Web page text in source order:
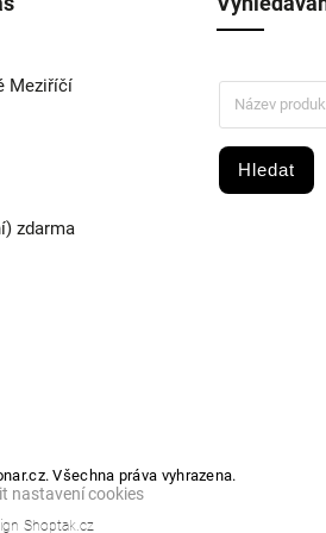
Meziříčí
zdarma
Hledat
. Všechna práva vyhrazena.
nastavení cookies
Shoptak.cz